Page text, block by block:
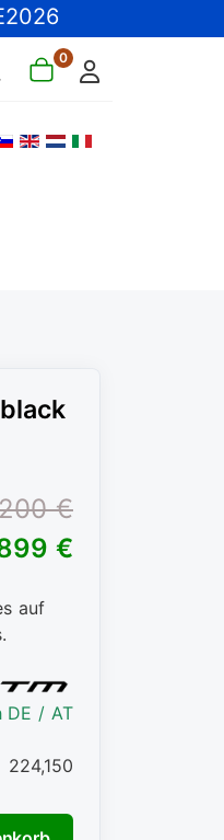
0
€
€
auf
DE / AT
224,150